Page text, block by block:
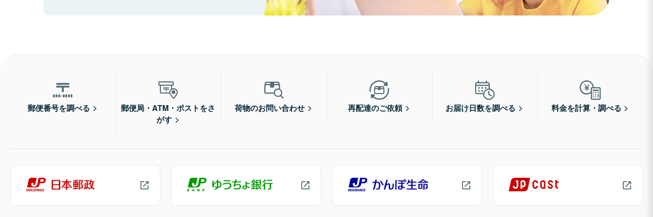
郵便番号を調べる
郵便局・ATM・ポストをさ
がす
荷物のお問い合わせ 再配達のご依頼 お届け日数を調べる 料金を計算・調べる